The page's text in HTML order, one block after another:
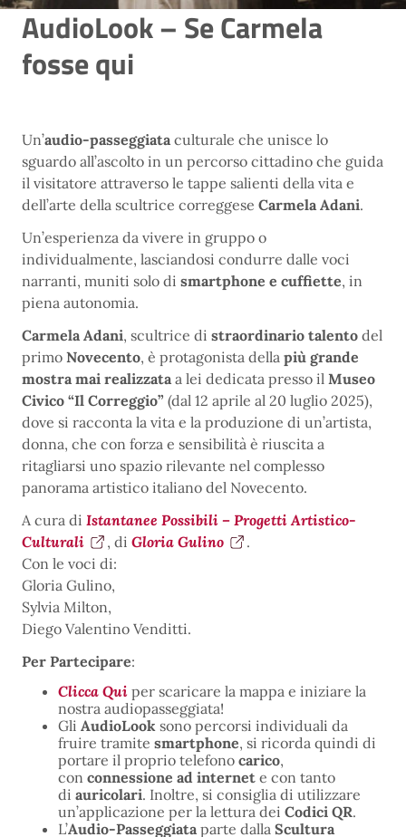
AudioLook – Se Carmela
fosse qui
Un’audio-passeggiata culturale che unisce lo
sguardo all’ascolto in un percorso cittadino che guida
il visitatore attraverso le tappe salienti della vita e
dell’arte della scultrice correggese Carmela Adani.
Un’esperienza da vivere in gruppo o
individualmente, lasciandosi condurre dalle voci
narranti, muniti solo di smartphone e cuffiette, in
piena autonomia.
Carmela Adani, scultrice di straordinario talento del
primo Novecento, è protagonista della più grande
mostra mai realizzata a lei dedicata presso il Museo
Civico “Il Correggio” (dal 12 aprile al 20 luglio 2025),
dove si racconta la vita e la produzione di un’artista,
donna, che con forza e sensibilità è riuscita a
ritagliarsi uno spazio rilevante nel complesso
panorama artistico italiano del Novecento.
A cura di Istantanee Possibili – Progetti Artistico-
Culturali
, di Gloria Gulino
.
Con le voci di:
Gloria Gulino,
Sylvia Milton,
Diego Valentino Venditti.
Per Partecipare:
Clicca Qui per scaricare la mappa e iniziare la
nostra audiopasseggiata!
Gli AudioLook sono percorsi individuali da
fruire tramite smartphone, si ricorda quindi di
portare il proprio telefono carico,
con connessione ad internet e con tanto
di auricolari. Inoltre, si consiglia di utilizzare
un’applicazione per la lettura dei Codici QR.
L’Audio-Passeggiata parte dalla Scultura